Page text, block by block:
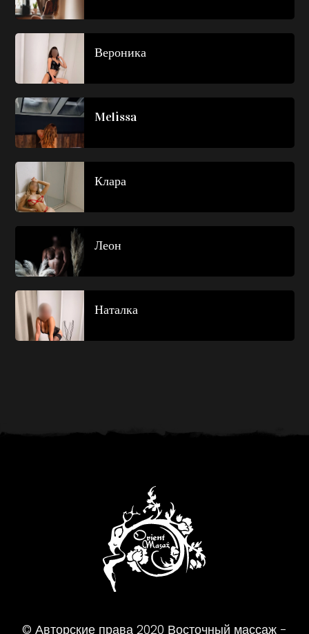
Вероника
Melissa
Клара
Леон
Наталка
© Авторские права 2020 Восточный массаж -